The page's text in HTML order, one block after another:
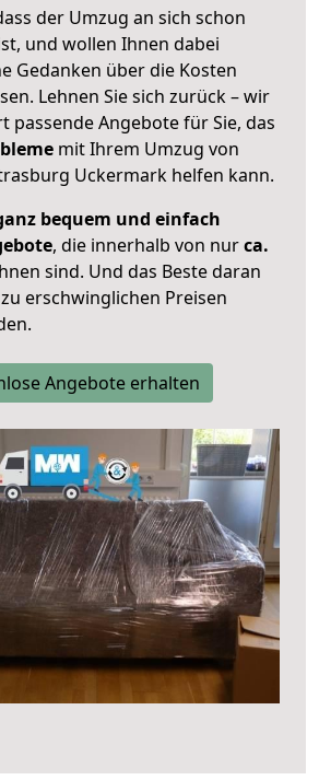
der Umzug an sich schon
und wollen Ihnen dabei
Gedanken über die Kosten
Lehnen Sie sich zurück – wir
passende Angebote für Sie, das
mit Ihrem Umzug von
Uckermark helfen kann.
bequem und einfach
, die innerhalb von nurca.
sind. Und das Beste daran
erschwinglichen Preisen
Angebote erhalten